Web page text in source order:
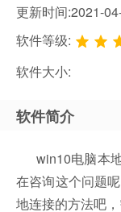
更新时间:2021-
软件等级:
软件大小:
软件简介
win10电脑本地
在咨询这个问题
地连接的方法吧